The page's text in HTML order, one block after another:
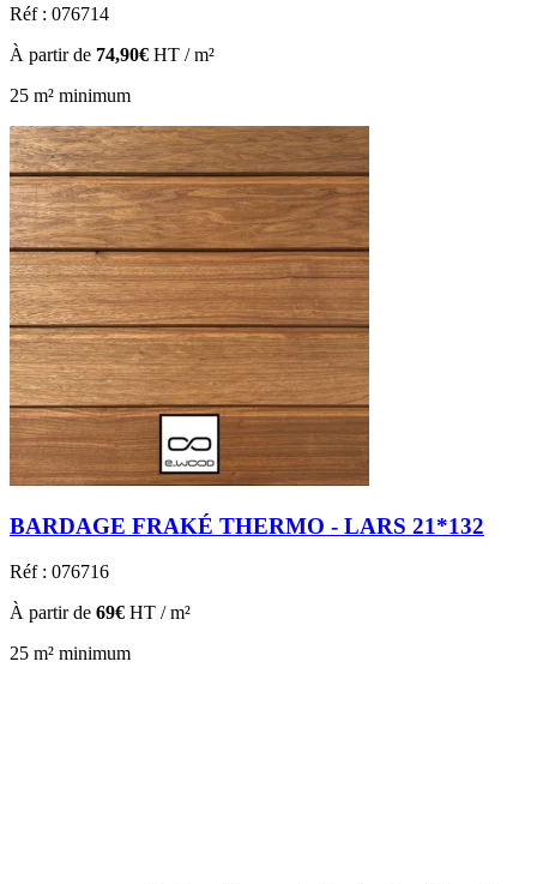
Réf : 076714
À partir de 74,90€ HT / m²
25 m² minimum
BARDAGE FRAKÉ THERMO - LARS 21*132
Réf : 076716
À partir de 69€ HT / m²
25 m² minimum